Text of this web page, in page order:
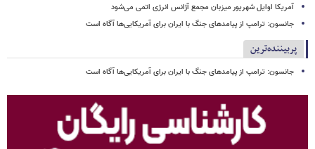
آمریکا اوایل شهریور میزبان مجمع آژانس انرژی اتمی می‌شود
جانسون: ترامپ از پیامدهای جنگ با ایران برای آمریکایی‌ها آگاه است
پربیننده‌ترین
جانسون: ترامپ از پیامدهای جنگ با ایران برای آمریکایی‌ها آگاه است